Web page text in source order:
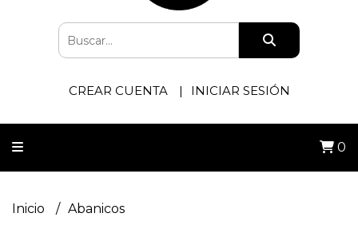
CREAR CUENTA INICIAR SESIÓN
0
Inicio Abanicos